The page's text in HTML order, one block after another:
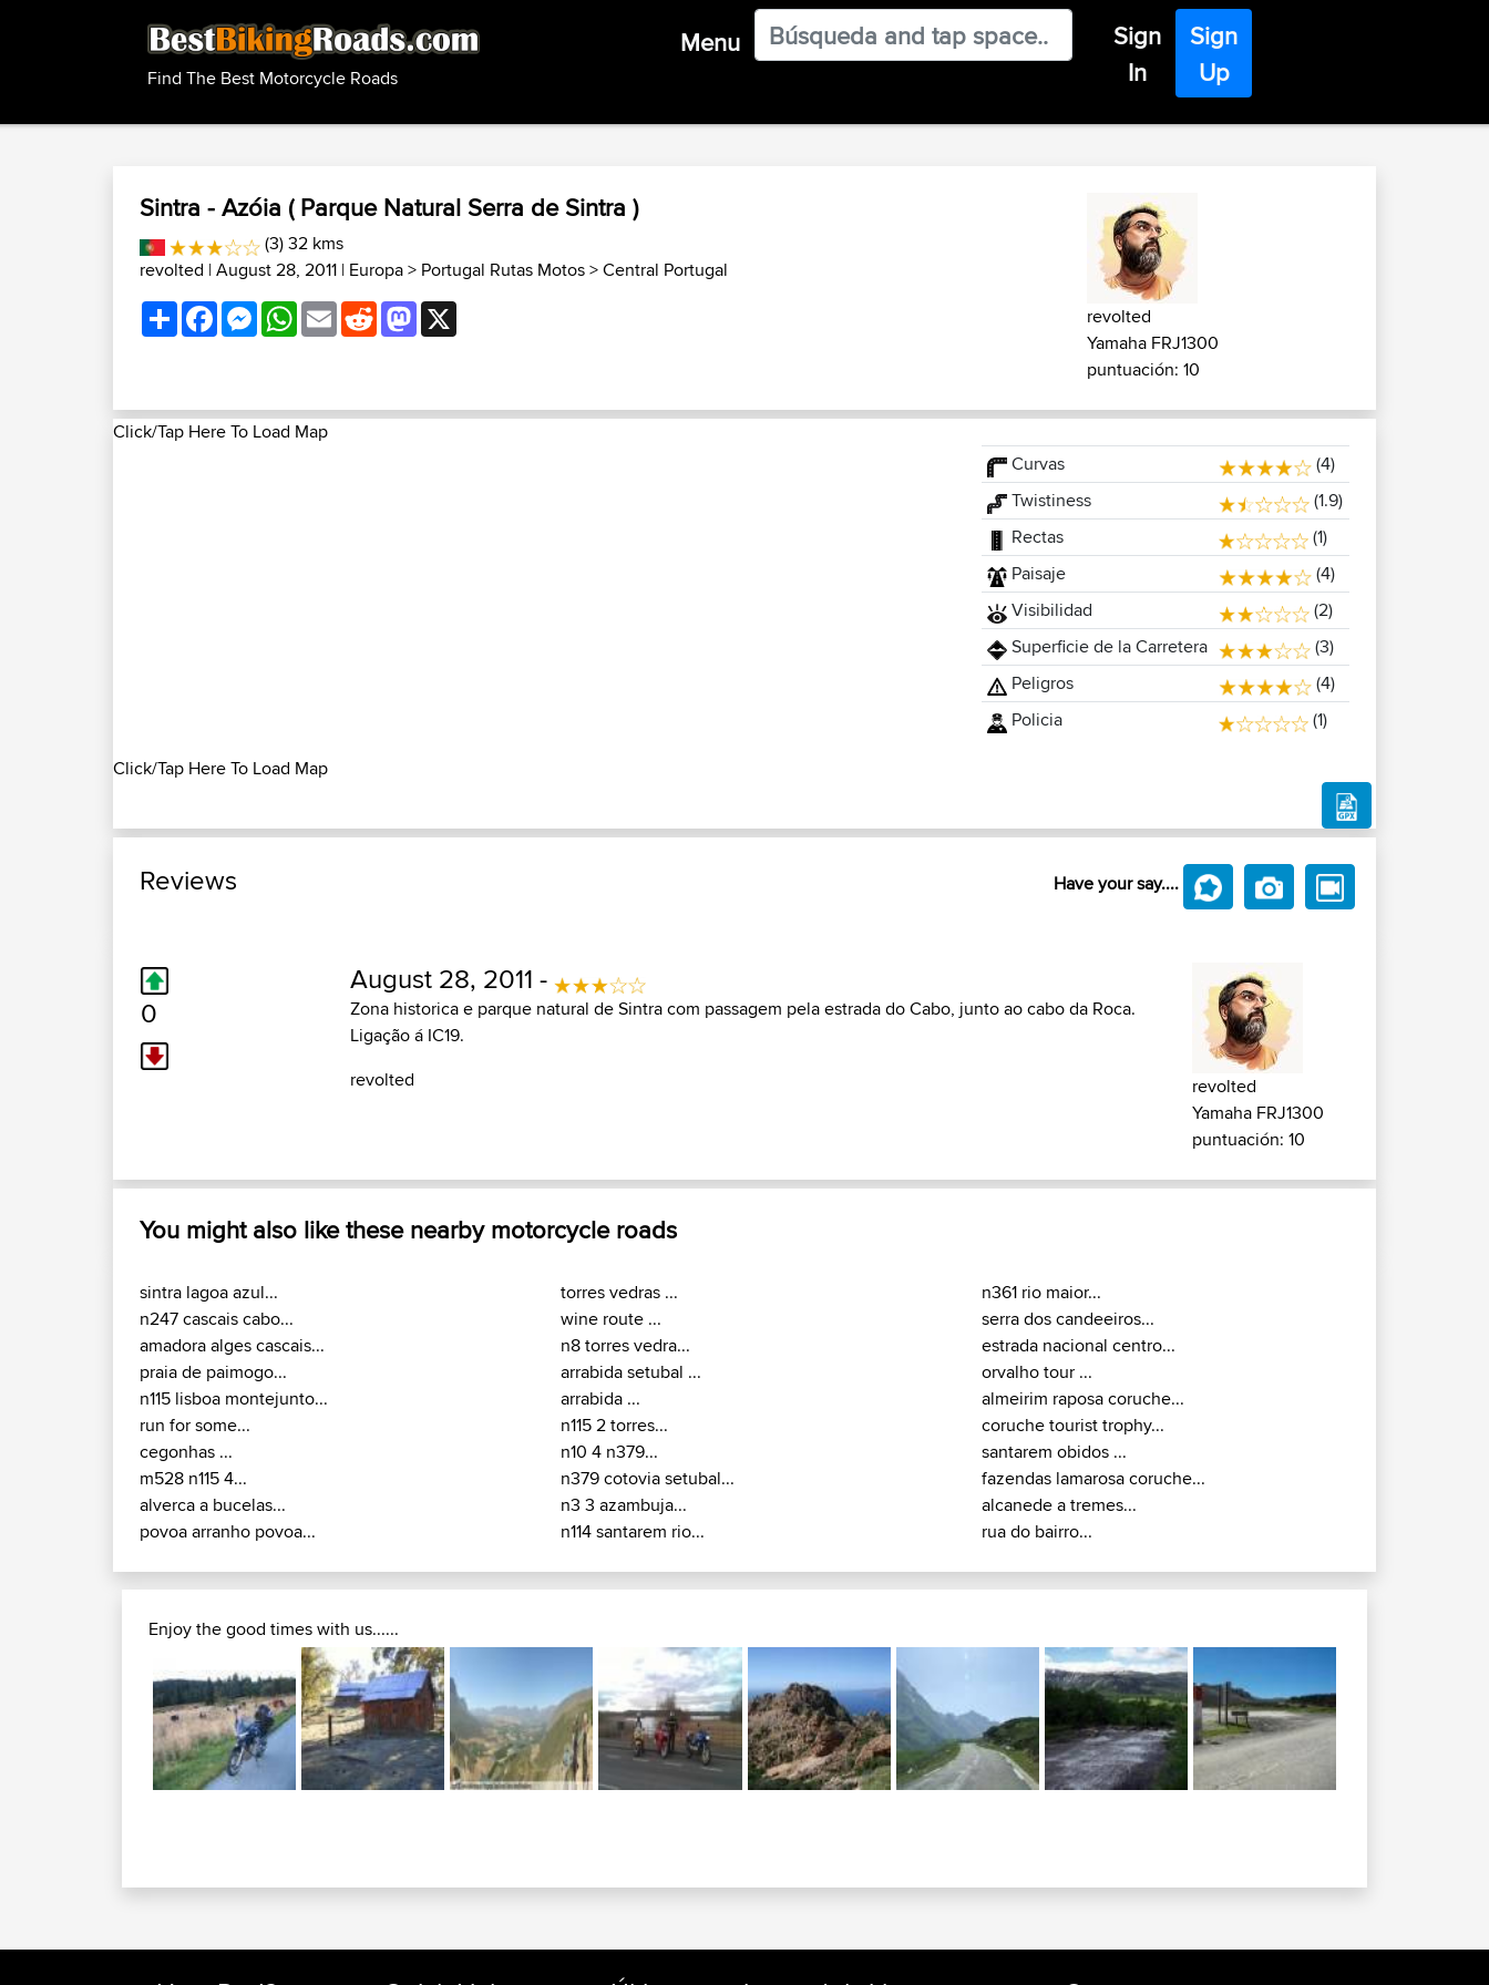
Find The Best Motorcycle Roads
Menu
Sign
In
Sign
Up
Sintra - Azóia ( Parque Natural Serra de Sintra )
(3) 32 kms
revolted | August 28, 2011 | Europa> Portugal Rutas Motos>Central Portugal
ShareFacebookMessenger
WhatsApp
EmailRedditMastodon
revolted
Yamaha FRJ1300
puntuación: 10
Click/Tap Here To Load Map
Click/Tap Here To Load Map
Curvas
(4)
Twistiness
(1.9)
Rectas
(1)
Paisaje
(4)
Visibilidad
(2)
Superficie de la Carretera
(3)
Peligros
(4)
Policia
(1)
Reviews Have your say....
0
August 28, 2011 -
Zona historica e parque natural de Sintra com passagem pela estrada do Cabo, junto ao cabo da Roca.
Ligação á IC19.
revolted
revolted
Yamaha FRJ1300
puntuación: 10
You might also like these nearby motorcycle roads
sintra lagoa azul...
n247 cascais cabo...
amadora alges cascais...
praia de paimogo...
n115 lisboa montejunto...
run for some...
cegonhas ...
m528 n115 4...
alverca a bucelas...
povoa arranho povoa...
torres vedras ...
wine route ...
n8 torres vedra...
arrabida setubal ...
arrabida ...
n115 2 torres...
n10 4 n379...
n379 cotovia setubal...
n3 3 azambuja...
n114 santarem rio...
n361 rio maior...
serra dos candeeiros...
estrada nacional centro...
orvalho tour ...
almeirim raposa coruche...
coruche tourist trophy...
santarem obidos ...
fazendas lamarosa coruche...
alcanede a tremes...
rua do bairro...
Enjoy the good times with us......